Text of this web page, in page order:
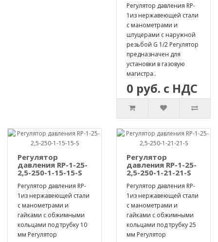
Регулятор давления RP-
1из нержавеющей стали
с манометрами и
штуцерами с наружной
резьбой G 1/2 Регулятор
предназначен для
установки в газовую
магистра..
0 руб. с НДС
Регулятор
давления RP-1-25-
2,5-250-1-15-15-S
Регулятор давления RP-
1из нержавеющей стали
с манометрами и
гайками с обжимными
кольцами под трубку 10
мм Регулятор
Регулятор
давления RP-1-25-
2,5-250-1-21-21-S
Регулятор давления RP-
1из нержавеющей стали
с манометрами и
гайками с обжимными
кольцами под трубку 25
мм Регулятор